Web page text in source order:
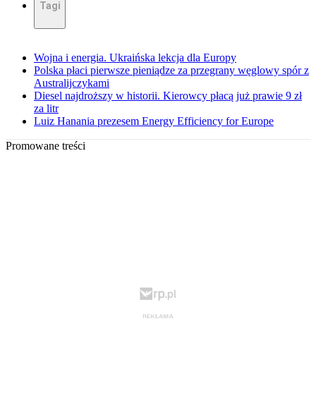
Tagi
Wojna i energia. Ukraińska lekcja dla Europy
Polska płaci pierwsze pieniądze za przegrany węglowy spór z
Australijczykami
Diesel najdroższy w historii. Kierowcy płacą już prawie 9 zł
za litr
Luiz Hanania prezesem Energy Efficiency for Europe
Promowane treści